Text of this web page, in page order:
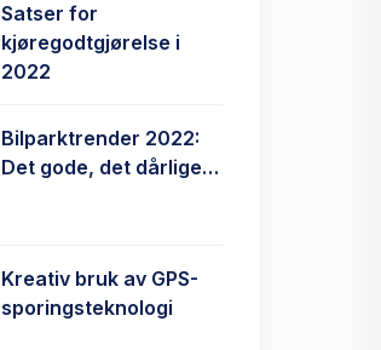
Satser for
kjøregodtgjørelse i
2022
Bilparktrender 2022:
Det gode, det dårlige…
Kreativ bruk av GPS-
sporingsteknologi